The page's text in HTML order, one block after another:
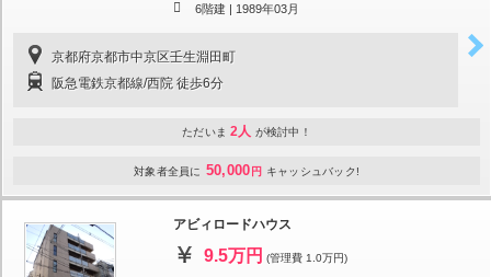
6階建 | 1989年03月
京都府京都市中京区壬生淵田町
阪急電鉄京都線/西院 徒歩6分
ただいま 2人 が検討中！
対象者全員に 50,000 円 キャッシュバック!
アビィロードハウス
9.5万円 (管理費 1.0万円)